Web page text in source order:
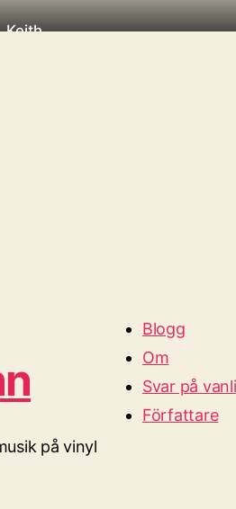
Keith
på vinyl
Blogg
Om
Svar på
Författare